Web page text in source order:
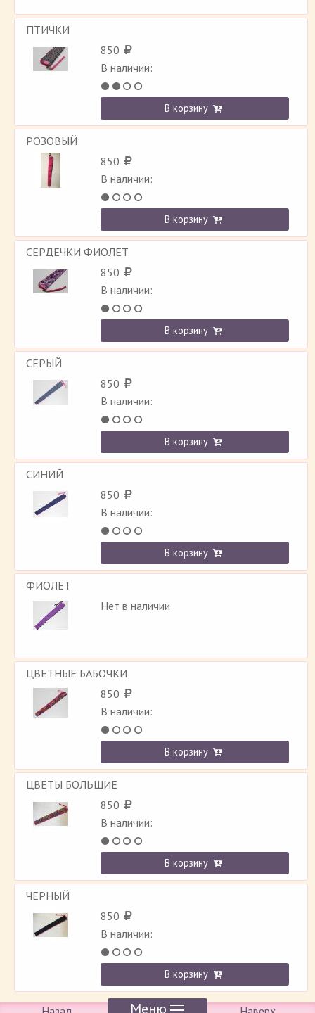
ПТИЧКИ
850
В наличии:
В корзину
РОЗОВЫЙ
850
В наличии:
В корзину
СЕРДЕЧКИ ФИОЛЕТ
850
В наличии:
В корзину
СЕРЫЙ
850
В наличии:
В корзину
СИНИЙ
850
В наличии:
В корзину
ФИОЛЕТ
Нет в наличии
ЦВЕТНЫЕ БАБОЧКИ
850
В наличии:
В корзину
ЦВЕТЫ БОЛЬШИЕ
850
В наличии:
В корзину
ЧЁРНЫЙ
850
В наличии:
В корзину
Меню